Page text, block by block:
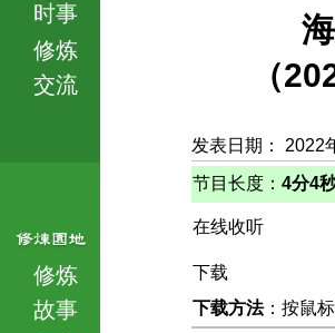
时事
修炼
交流
修炼
故事
（
发表日期： 2022
节目长度： 4分4
在线收听
下载
下载方法：按鼠